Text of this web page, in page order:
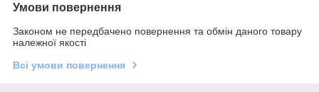
Умови повернення
Законом не передбачено повернення та обмін даного товару
належної якості
Всі умови повернення